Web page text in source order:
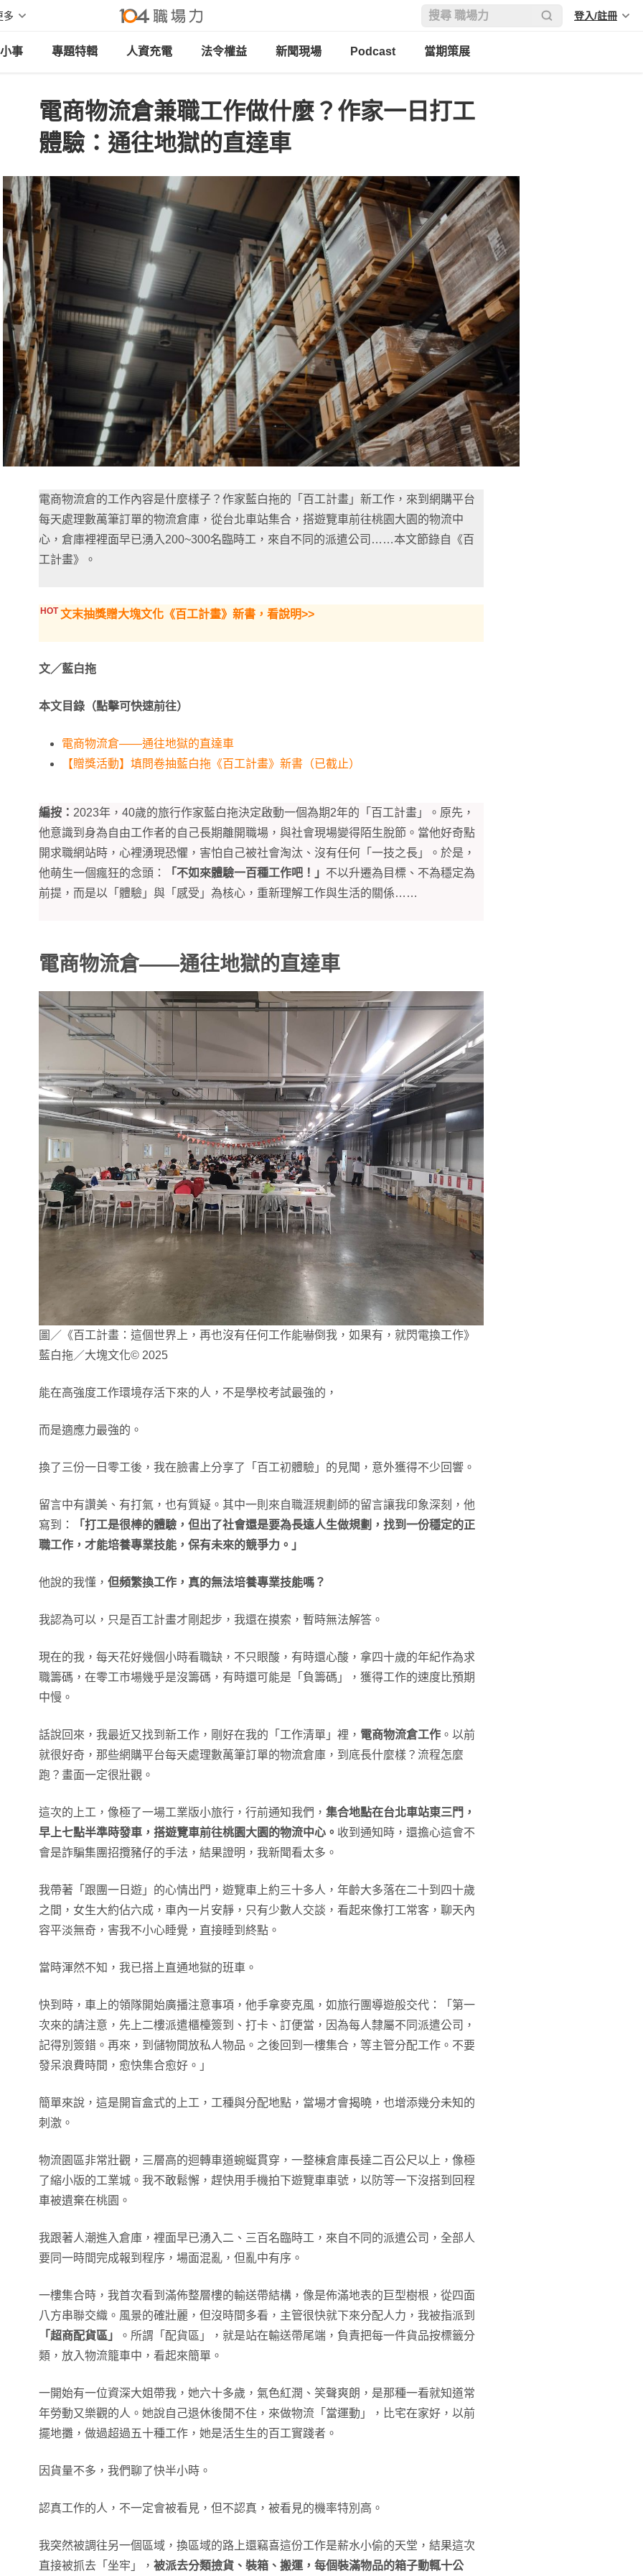
多 登入/註冊
事 專題特輯 人資充電 法令權益 新聞現場 Podcast 當期策展
電商物流倉兼職工作做什麼？作家一日打工
體驗：通往地獄的直達車
電商物流倉的工作內容是什麼樣子？作家藍白拖的「百工計畫」新工作，來到網購平台
每天處理數萬筆訂單的物流倉庫，從台北車站集合，搭遊覽車前往桃園大園的物流中
心，倉庫裡裡面早已湧入200~300名臨時工，來自不同的派遣公司……本文節錄自《百
工計畫》。
HOT文末抽獎贈大塊文化《百工計畫》新書，看說明>>
文／藍白拖
本文目錄（點擊可快速前往）
電商物流倉——通往地獄的直達車
【贈獎活動】填問卷抽藍白拖《百工計畫》新書（已截止）
編按： 2023年，40歲的旅行作家藍白拖決定啟動一個為期2年的「百工計畫」。原先，
他意識到身為自由工作者的自己長期離開職場，與社會現場變得陌生脫節。當他好奇點
開求職網站時，心裡湧現恐懼，害怕自己被社會淘汰、沒有任何「一技之長」。於是，
他萌生一個瘋狂的念頭：
「不如來體驗一百種工作吧！」 不以升遷為目標、不為穩定為
前提，而是以「體驗」與「感受」為核心，重新理解工作與生活的關係……
電商物流倉——通往地獄的直達車
圖／《百工計畫：這個世界上，再也沒有任何工作能嚇倒我，如果有，就閃電換工作》
藍白拖／大塊文化© 2025
能在高強度工作環境存活下來的人，不是學校考試最強的，
而是適應力最強的。
換了三份一日零工後，我在臉書上分享了「百工初體驗」的見聞，意外獲得不少回響。
留言中有讚美、有打氣，也有質疑。其中一則來自職涯規劃師的留言讓我印象深刻，他
寫到：
「打工是很棒的體驗，但出了社會還是要為長遠人生做規劃，找到一份穩定的正
職工作，才能培養專業技能，保有未來的競爭力。」
他說的我懂， 但頻繁換工作，真的無法培養專業技能嗎？
我認為可以，只是百工計畫才剛起步，我還在摸索，暫時無法解答。
現在的我，每天花好幾個小時看職缺，不只眼酸，有時還心酸，拿四十歲的年紀作為求
職籌碼，在零工市場幾乎是沒籌碼，有時還可能是「負籌碼」，獲得工作的速度比預期
中慢。
話說回來，我最近又找到新工作，剛好在我的「工作清單」裡， 電商物流倉工作 。以前
就很好奇，那些網購平台每天處理數萬筆訂單的物流倉庫，到底長什麼樣？流程怎麼
跑？畫面一定很壯觀。
這次的上工，像極了一場工業版小旅行，行前通知我們， 集合地點在台北車站東三門，
早上七點半準時發車，搭遊覽車前往桃園大園的物流中心。 收到通知時，還擔心這會不
會是詐騙集團招攬豬仔的手法，結果證明，我新聞看太多。
我帶著「跟團一日遊」的心情出門，遊覽車上約三十多人，年齡大多落在二十到四十歲
之間，女生大約佔六成，車內一片安靜，只有少數人交談，看起來像打工常客，聊天內
容平淡無奇，害我不小心睡覺，直接睡到終點。
當時渾然不知，我已搭上直通地獄的班車。
快到時，車上的領隊開始廣播注意事項，他手拿麥克風，如旅行團導遊般交代：「第一
次來的請注意，先上二樓派遣櫃檯簽到、打卡、訂便當，因為每人隸屬不同派遣公司，
記得別簽錯。再來，到儲物間放私人物品。之後回到一樓集合，等主管分配工作。不要
發呆浪費時間，愈快集合愈好。」
簡單來說，這是開盲盒式的上工，工種與分配地點，當場才會揭曉，也增添幾分未知的
刺激。
物流園區非常壯觀，三層高的迴轉車道蜿蜒貫穿，一整棟倉庫長達二百公尺以上，像極
了縮小版的工業城。我不敢鬆懈，趕快用手機拍下遊覽車車號，以防等一下沒搭到回程
車被遺棄在桃園。
我跟著人潮進入倉庫，裡面早已湧入二、三百名臨時工，來自不同的派遣公司，全部人
要同一時間完成報到程序，場面混亂，但亂中有序。
一樓集合時，我首次看到滿佈整層樓的輸送帶結構，像是佈滿地表的巨型樹根，從四面
八方串聯交織。風景的確壯麗，但沒時間多看，主管很快就下來分配人力，我被指派到
「超商配貨區」
。所謂「配貨區」，就是站在輸送帶尾端，負責把每一件貨品按標籤分
類，放入物流籠車中，看起來簡單。
一開始有一位資深大姐帶我，她六十多歲，氣色紅潤、笑聲爽朗，是那種一看就知道常
年勞動又樂觀的人。她說自己退休後閒不住，來做物流「當運動」，比宅在家好，以前
擺地攤，做過超過五十種工作，她是活生生的百工實踐者。
因貨量不多，我們聊了快半小時。
認真工作的人，不一定會被看見，但不認真，被看見的機率特別高。
我突然被調往另一個區域，換區域的路上還竊喜這份工作是薪水小偷的天堂，結果這次
直接被抓去「坐牢」， 被派去分類撿貨、裝箱、搬運，每個裝滿物品的箱子動輒十公